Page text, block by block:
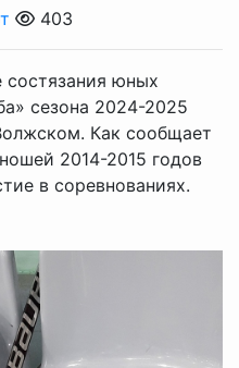
403
состязания юных
сезона 2024-2025
Как сообщает
2014-2015 годов
в соревнованиях.